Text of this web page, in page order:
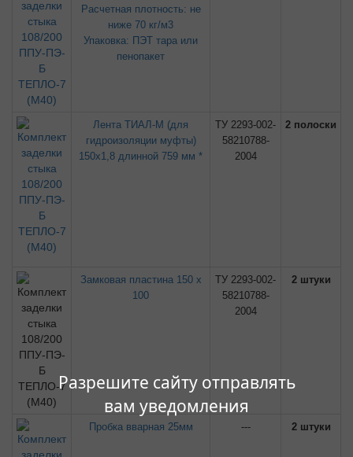
Разрешите сайту отправлять
вам уведомления
Расчетная плотность: не
ниже 70 кг/м3
Упаковка: ПЭТ тара или
пенопакет
Лента ТИАЛ-М (для
гидроизоляции муфты)
150х1,8 длинной 759 мм *
ТУ 2293-002-
58210788-
2004
2 полоски
Замковая пластина 150 х
100
ТУ 2293-002-
58210788-
2004
2 штуки
Пробка вварная 25мм --- 2 штуки